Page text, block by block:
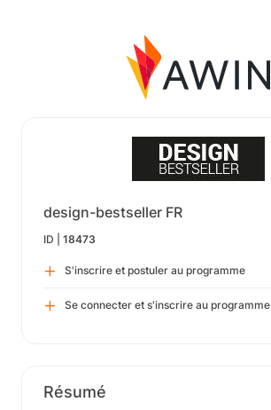
design-bestseller FR
ID | 18473
S'inscrire et postuler au programme
Se connecter et s'inscrire au programme
Résumé